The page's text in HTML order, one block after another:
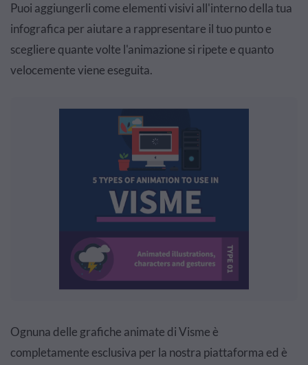
Puoi aggiungerli come elementi visivi all'interno della tua
infografica per aiutare a rappresentare il tuo punto e
scegliere quante volte l'animazione si ripete e quanto
velocemente viene eseguita.
Ognuna delle grafiche animate di Visme è
completamente esclusiva per la nostra piattaforma ed è